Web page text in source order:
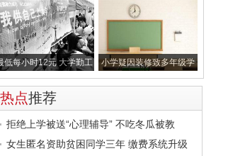
听课理工
方苦战7小
低每小时12元 大学勤工
助学为何
小学疑因装修致多年级学
生流鼻血
热点推荐
拒绝上学被送“心理辅导” 不吃冬瓜被教
女生匿名资助贫困同学三年 缴费系统升级